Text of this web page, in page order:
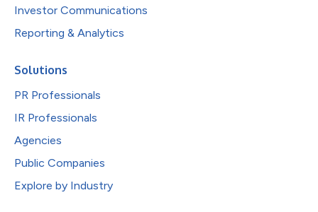
Investor Communications
Reporting & Analytics
Solutions
PR Professionals
IR Professionals
Agencies
Public Companies
Explore by Industry